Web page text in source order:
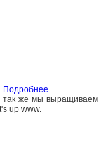
Подробнее ...
же мы выращиваем
up www.